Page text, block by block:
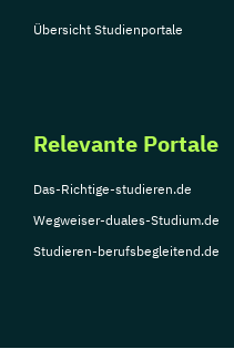
Übersicht Studienportale
Relevante Portale
Das-Richtige-studieren.de
Wegweiser-duales-Studium.de
Studieren-berufsbegleitend.de